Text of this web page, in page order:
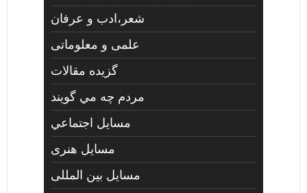
شعر،ادب و عرفان
علمی و معلوماتی
گزیده مقالات
مردم چه مي گويند
مسايل اجتماعي
مسايل هنری
مسایل بین المللی